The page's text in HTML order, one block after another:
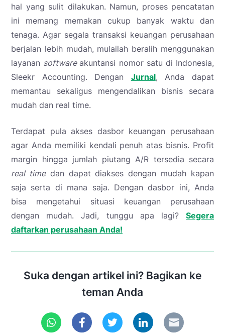
hal yang sulit dilakukan. Namun, proses pencatatan
ini memang memakan cukup banyak waktu dan
tenaga. Agar segala transaksi keuangan perusahaan
berjalan lebih mudah, mulailah beralih menggunakan
layanan softwareakuntansi nomor satu di Indonesia,
Sleekr Accounting. Dengan Jurnal, Anda dapat
memantau sekaligus mengendalikan bisnis secara
mudah dan real time.
Terdapat pula akses dasbor keuangan perusahaan
agar Anda memiliki kendali penuh atas bisnis. Profit
margin hingga jumlah piutang A/R tersedia secara
real timedan dapat diakses dengan mudah kapan
saja serta di mana saja. Dengan dasbor ini, Anda
bisa mengetahui situasi keuangan perusahaan
dengan mudah. Jadi, tunggu apa lagi? Segera
daftarkan perusahaan Anda!
Suka dengan artikel ini? Bagikan ke
teman Anda